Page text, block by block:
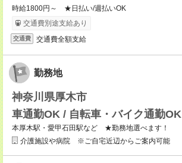
時給1800円～ ★日払い/週払いOK
交通費別途支給あり
交通費 交通費全額支給
勤務地
神奈川県厚木市
車通勤OK / 自転車・バイク通勤OK
本厚木駅・愛甲石田駅など ★勤務地選べます！
介護施設や病院 ※ご自宅近辺からご案内可能